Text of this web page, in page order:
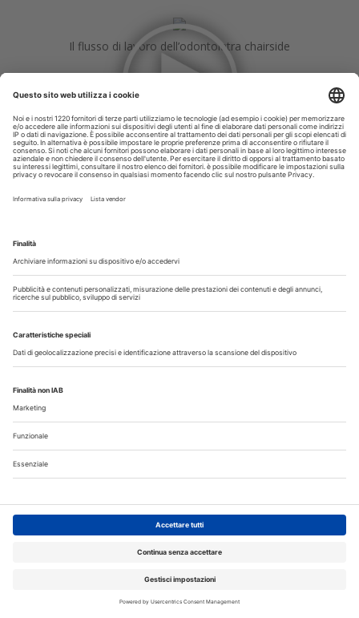
Il flusso di lavoro dell’odontoiatra chairside
Odontoiatria33
Chi siamo
Autori
Contattaci
Note legali
Privacy
Cerca nel sito
Registrazione MediKey